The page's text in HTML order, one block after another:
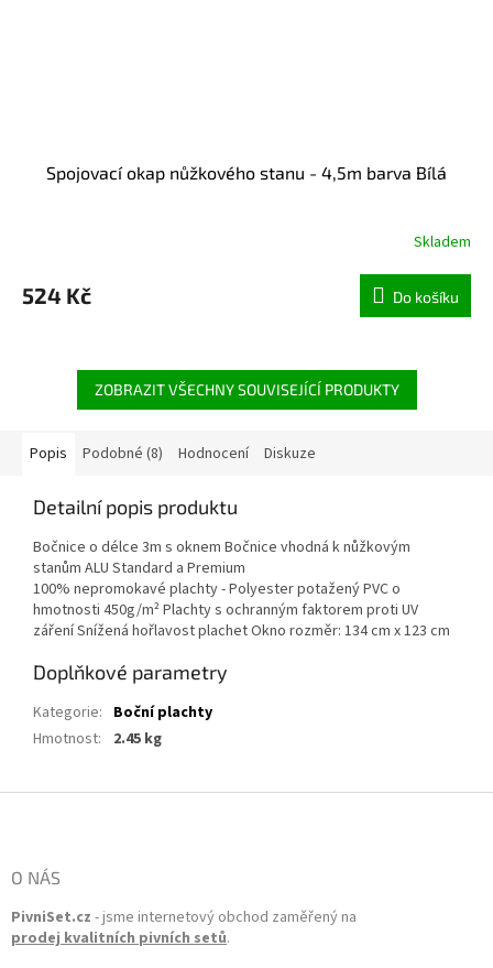
Spojovací okap nůžkového stanu - 4,5m barva Bílá
Skladem
524 Kč Do košíku
ZOBRAZIT VŠECHNY SOUVISEJÍCÍ PRODUKTY
Popis Podobné (8) Hodnocení Diskuze
Detailní popis produktu
Bočnice o délce 3m s oknem Bočnice vhodná k nůžkovým
stanům ALU Standard a Premium
100% nepromokavé plachty - Polyester potažený PVC o
hmotnosti 450g/m² Plachty s ochranným faktorem proti UV
záření Snížená hořlavost plachet Okno rozměr: 134 cm x 123 cm
Doplňkové parametry
Kategorie: Boční plachty
Hmotnost: 2.45 kg
O NÁS
PivniSet.cz - jsme internetový obchod zaměřený na
prodej kvalitních pivních setů.